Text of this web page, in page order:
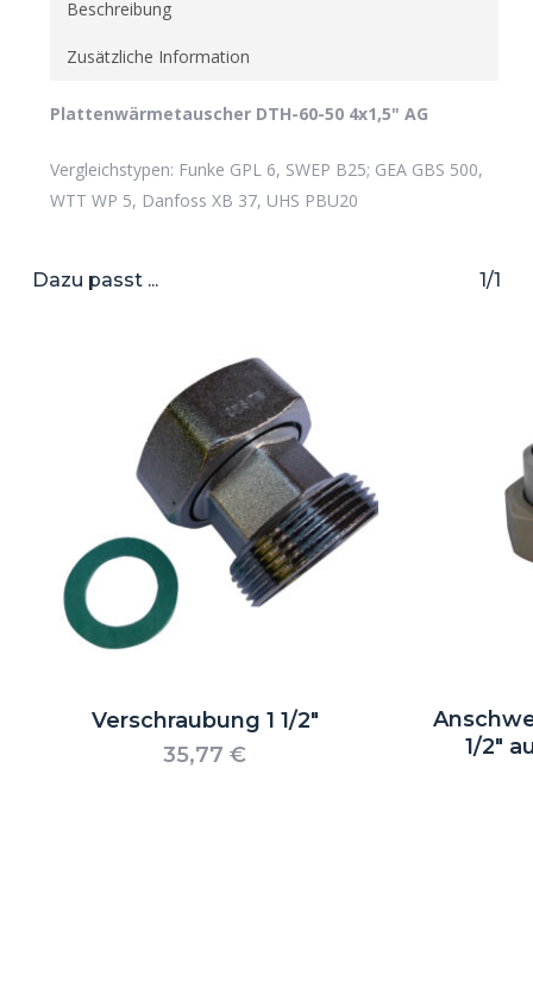
Beschreibung
Zusätzliche Information
Plattenwärmetauscher DTH-60-50 4x1,5" AG
Vergleichstypen: Funke GPL 6, SWEP B25; GEA GBS 500,
WTT WP 5, Danfoss XB 37, UHS PBU20
Dazu passt ... 1/1
Verschraubung 1 1/2″
35,77€
1/2″